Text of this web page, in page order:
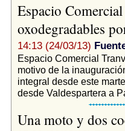
Espacio
oxodegradables
14:13 (24/03/13)
Espacio Comercial
motivo de la
integral desde este
desde Valdespartera a
Una moto y dos